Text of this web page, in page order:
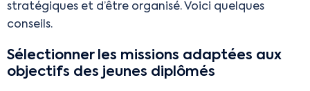
stratégiques et d’être organisé. Voici quelques
conseils.
Sélectionner les missions adaptées aux
objectifs des jeunes diplômés